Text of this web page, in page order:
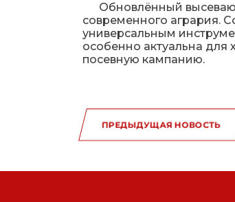
Обновлённый
современного агрария.
универсальным
особенно актуальна для
посевную кампанию.
ПРЕДЫДУЩАЯ НОВОСТЬ